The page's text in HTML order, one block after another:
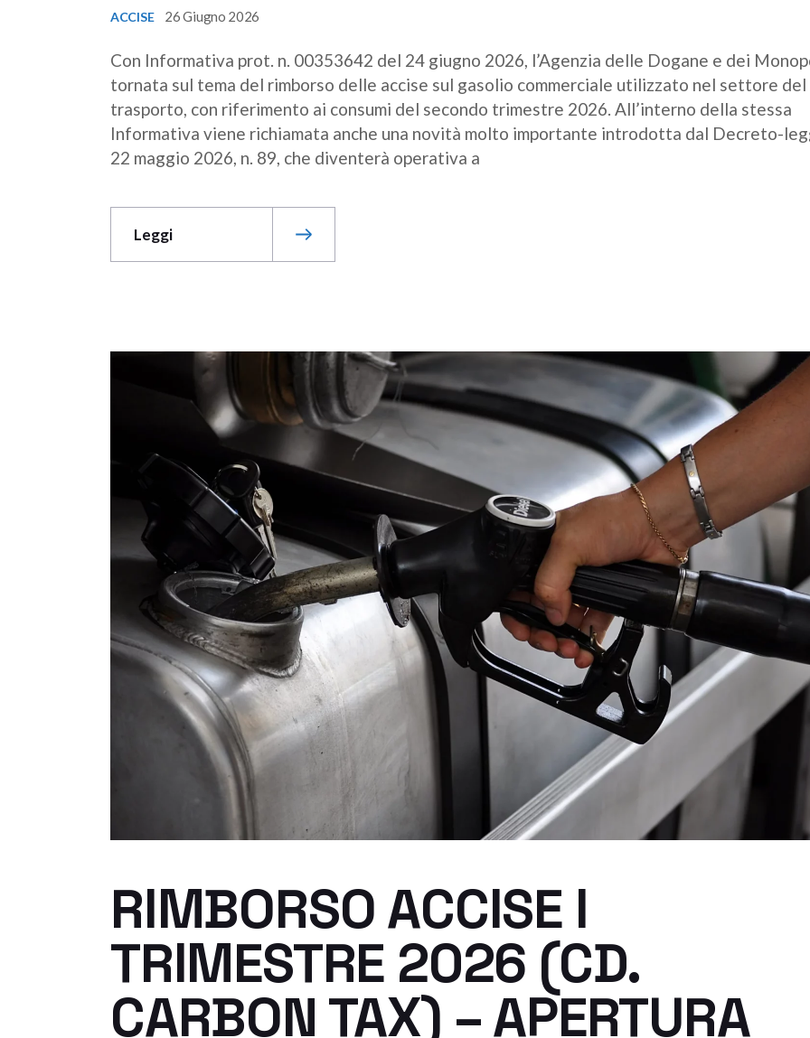
ACCISE 26 Giugno 2026
Con Informativa prot. n. 00353642 del 24 giugno 2026, l’Agenzia delle Dogane e dei
tornata sul tema del rimborso delle accise sul gasolio commerciale utilizzato nel settore del
trasporto, con riferimento ai consumi del secondo trimestre 2026. All’interno della stessa
Informativa viene richiamata anche una novità molto importante introdotta dal Decreto-
22 maggio 2026, n. 89, che diventerà operativa a
RIMBORSO ACCISE I
TRIMESTRE 2026 (CD.
CARBON TAX) – APERTURA